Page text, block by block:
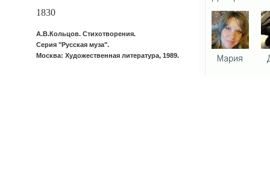
1830
А.В.Кольцов. Стихотворения.
Серия "Русская муза".
Москва: Художественная литература, 1989.